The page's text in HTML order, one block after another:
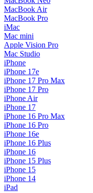
MacBook Air
MacBook Pro
iMac
Mac mini
Apple Vision Pro
Mac Studio
iPhone
iPhone 17e
iPhone 17 Pro Max
iPhone 17 Pro
iPhone Air
iPhone 17
iPhone 16 Pro Max
iPhone 16 Pro
iPhone 16e
iPhone 16 Plus
iPhone 16
iPhone 15 Plus
iPhone 15
iPhone 14
iPad